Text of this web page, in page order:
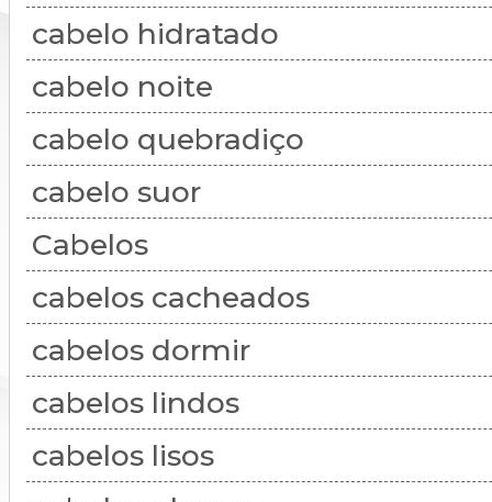
cabelo hidratado
cabelo noite
cabelo quebradiço
cabelo suor
Cabelos
cabelos cacheados
cabelos dormir
cabelos lindos
cabelos lisos